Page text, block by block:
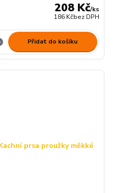
208 Kč/ks
186 Kčbez DPH
Přidat do košíku